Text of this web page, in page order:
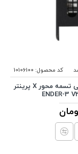
کد محصول: 10106100
قطعه نگهدارنده پولی تسمه محور X پرینتر